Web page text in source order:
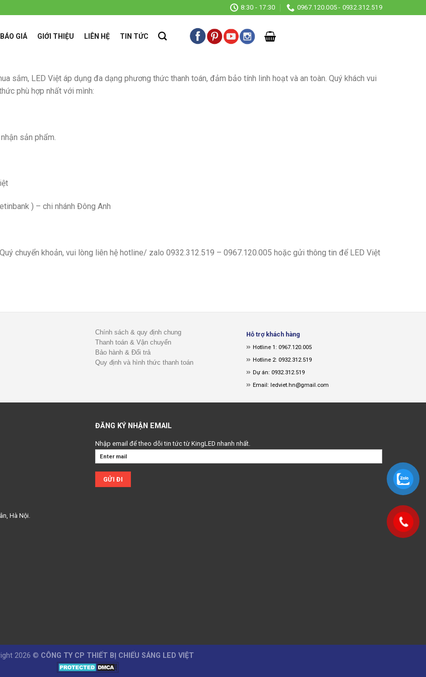
8:30 - 17:30 0967.120.005 - 0932.312.519
BÁO GIÁ GIỚI THIỆU LIÊN HỆ TIN TỨC
sắm, LED Việt áp dụng đa dạng phương thức thanh toán, đảm bảo tính linh hoạt và an toàn. Quý khách vui
phù hợp nhất với mình:
sản phẩm.
) – chi nhánh Đông Anh
chuyển khoản, vui lòng liên hệ hotline/ zalo 0932.312.519 – 0967.120.005 hoặc gửi thông tin để LED Việt
Chính sách & quy định chung
Thanh toán & Vận chuyển
Bảo hành & Đổi trả
Quy định và hình thức thanh toán
Hỗ trợ khách hàng
Hotline 1: 0967.120.005
Hotline 2: 0932.312.519
Dự án: 0932.312.519
Email: ledviet.hn@gmail.com
Hà Nội.
ĐĂNG KÝ NHẬN EMAIL
Nhập email để theo dõi tin tức từ KingLED nhanh nhất.
2026 © CÔNG TY CP THIẾT BỊ CHIẾU SÁNG LED VIỆT